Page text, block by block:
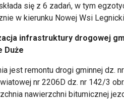
się z 6 zadań, w tym
w kierunku Nowej Wsi
infrastruktury drogowej
Duże
jest remontu drogi gminnej dz.
nr 2206D dz. nr 142/3
nawierzchni bitumicznej